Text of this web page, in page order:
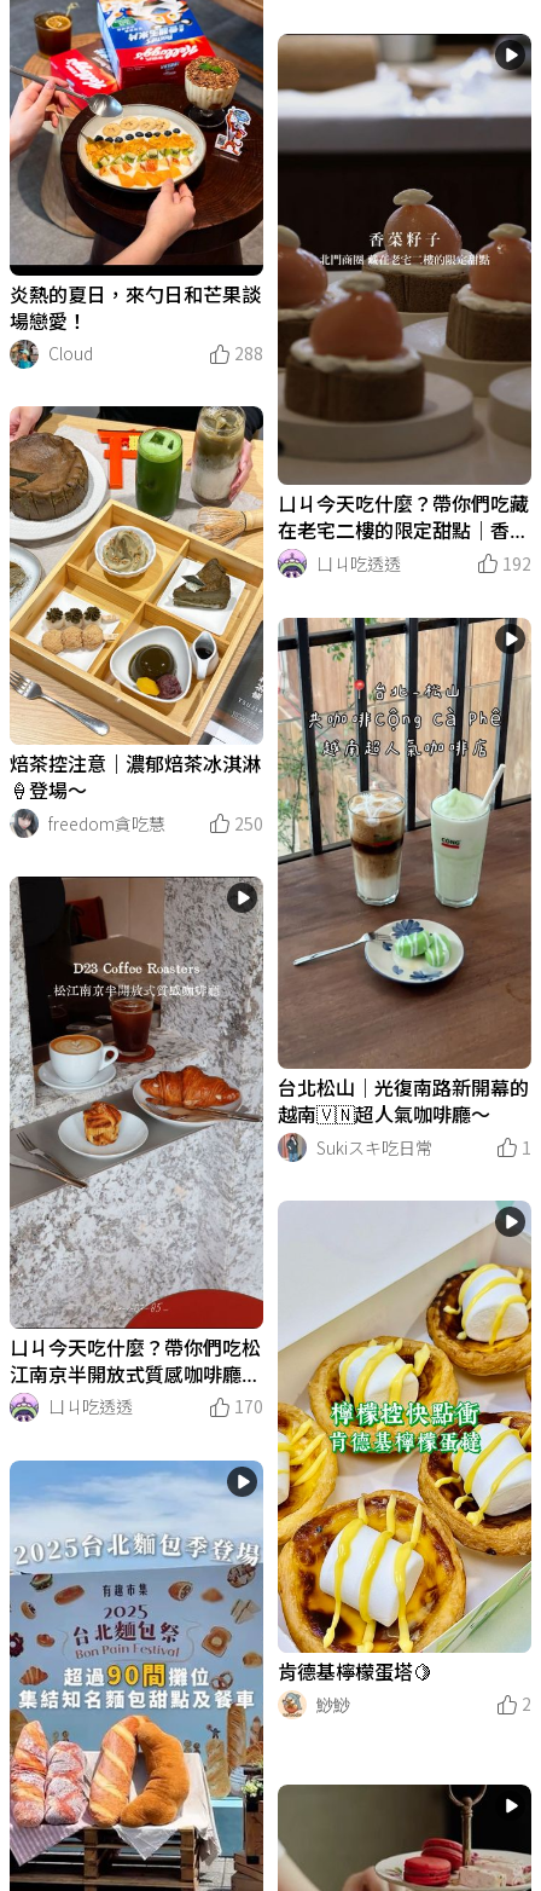
炎熱的夏日，來勺日和芒果談
場戀愛！
Cloud
288
ㄩㄐ今天吃什麼？帶你們吃藏
在老宅二樓的限定甜點｜香菜
籽子 ㄩㄐ吃透透 192
焙茶控注意｜濃郁焙茶冰淇淋
🍦登場～
freedom貪吃慧
250
台北松山｜光復南路新開幕的
越南🇻🇳超人氣咖啡廳～
Sukiスキ吃日常
1
ㄩㄐ今天吃什麼？帶你們吃松
江南京半開放式質感咖啡廳｜
D23 Coffee Roasters
ㄩㄐ吃透透 170
肯德基檸檬蛋塔🍋
鯋鯋
2